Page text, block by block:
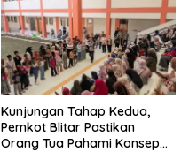
Kunjungan Tahap Kedua,
Pemkot Blitar Pastikan
Orang Tua Pahami Konsep